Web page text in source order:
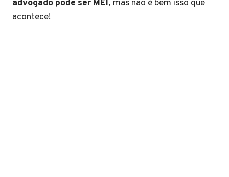
advogado pode ser MEI, mas não é bem isso que
acontece!